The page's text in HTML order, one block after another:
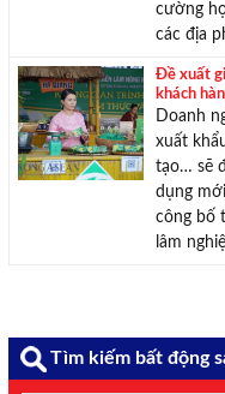
cường
các địa
Đề xuất
khách
Doanh
xuất
tạo… sẽ
dụng
công bố
lâm
Tìm kiếm bất động